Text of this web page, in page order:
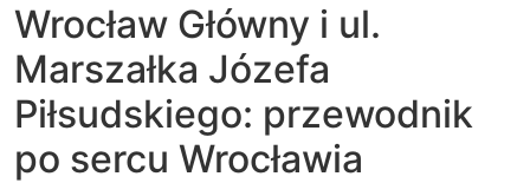
Wrocław Główny i ul.
Marszałka Józefa
Piłsudskiego: przewodnik
po sercu Wrocławia